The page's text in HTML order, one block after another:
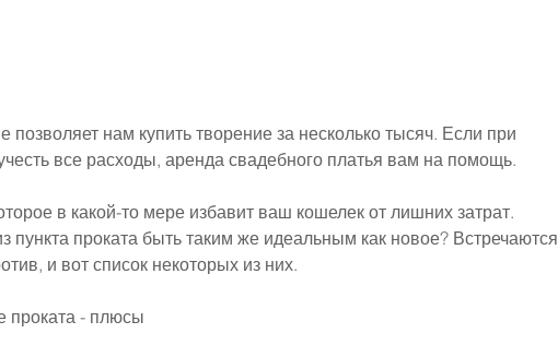
нам купить творение за несколько тысяч. Если при
все расходы, аренда свадебного платья вам на помощь.
в какой-то мере избавит ваш кошелек от лишних затрат.
пункта проката быть таким же идеальным как новое? Встречаются
и вот список некоторых из них.
проката - плюсы